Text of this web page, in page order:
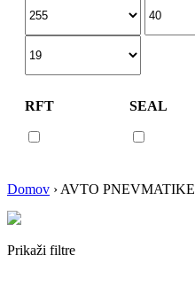
RFT SEAL
Domov › AVTO PNEVMATIKE
Prikaži filtre